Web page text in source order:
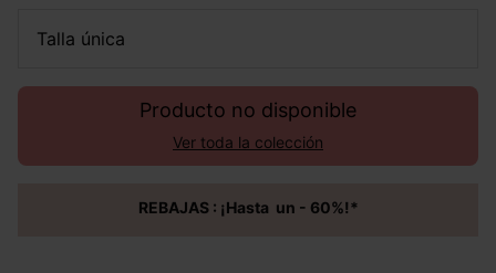
talla única
Producto no disponible
Ver toda la colección
REBAJAS : ¡Hasta un - 60%!*